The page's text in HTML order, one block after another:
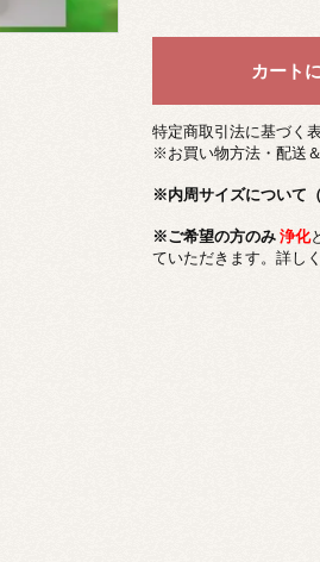
特定商取引法に基づく
※お買い物方法・配送
※内周サイズについて（
※ご希望の方のみ浄化
ていただきます。詳し